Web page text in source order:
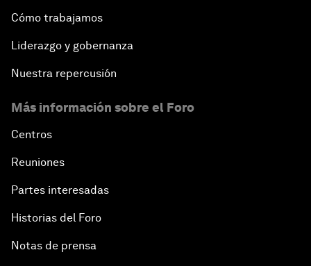
Cómo trabajamos
Liderazgo y gobernanza
Nuestra repercusión
Más información sobre el Foro
Centros
Reuniones
Partes interesadas
Historias del Foro
Notas de prensa